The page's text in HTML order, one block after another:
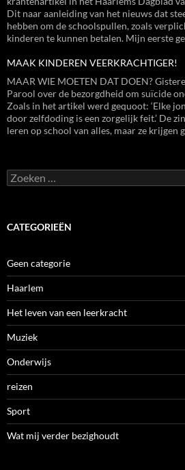
Dit naar aanleiding van het nieuws dat
hebben om de schoolspullen, zoals
kinderen te kunnen betalen. Mijn eerste
MAAK KINDEREN VEERKRACHTIGER!
MAAR WIE MOETEN DAT DOEN?
Parool over de bezorgdheid om suïcide
Zoals in het artikel werd gequoot: ‘Elke
door zelfdoding is een zorgelijk feit.’ De
leren op school van alles, maar ze krijgen
Zoeken
naar:
CATEGORIEËN
Geen categorie
Haarlem
Het leven van een leerkracht
Muziek
Onderwijs
reizen
Sport
Wat mij verder bezighoudt